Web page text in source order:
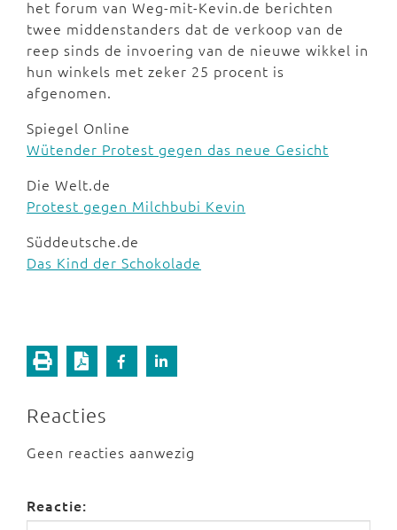
het forum van Weg-mit-Kevin.de berichten
twee middenstanders dat de verkoop van de
reep sinds de invoering van de nieuwe wikkel in
hun winkels met zeker 25 procent is
afgenomen.
Spiegel Online
Wütender Protest gegen das neue Gesicht
Die Welt.de
Protest gegen Milchbubi Kevin
Süddeutsche.de
Das Kind der Schokolade
Reacties
Geen reacties aanwezig
Reactie: